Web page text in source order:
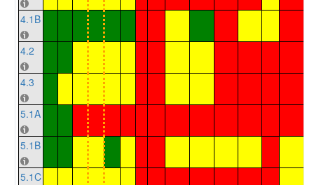
4.1B
4.2
4.3
5.1A
5.1B
5.1C